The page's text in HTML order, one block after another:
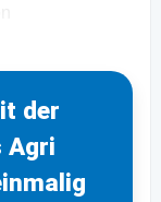
der
Agri